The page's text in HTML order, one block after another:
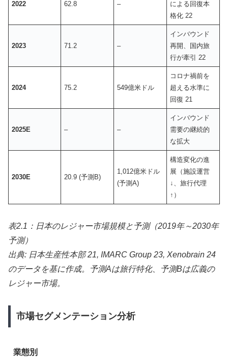
2022 62.8 –
による回復本
格化 22
2023 71.2 –
インバウンド
再開、国内旅
行が牽引 22
2024 75.2 549億米ドル
コロナ禍前を
超える水準に
回復 21
2025E – –
インバウンド
需要の継続的
な拡大
2030E 20.9 (予測B)
1,012億米ドル
(予測A)
構造変化の進
展（施設運営
↓、旅行代理
↑）
表2.1：日本のレジャー市場規模と予測（2019年～2030年
予測）
出典: 日本生産性本部 21, IMARC Group 23, Xenobrain 24
のデータを基に作成。予測Aは旅行特化、予測Bは広義の
レジャー市場。
市場セグメンテーション分析
業態別